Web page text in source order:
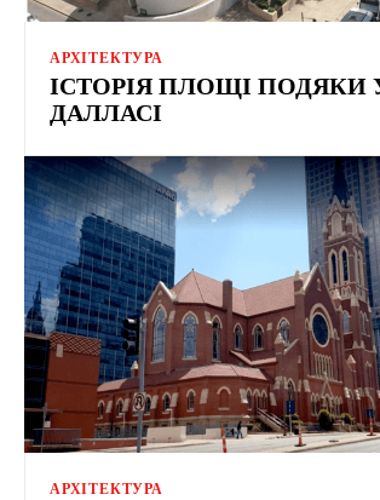
АРХІТЕКТУРА
ІСТОРІЯ ПЛОЩІ ПОДЯКИ
ДАЛЛАСІ
АРХІТЕКТУРА